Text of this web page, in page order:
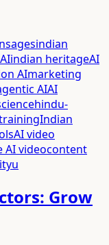
sagesindian
indian heritageAI
AImarketing
AIAI
hindu-
Indian
AI video
AI videocontent
Grow